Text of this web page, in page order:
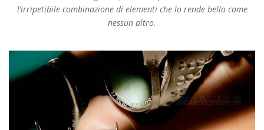
l’irripetibile combinazione di elementi che lo rende bello come
nessun altro.